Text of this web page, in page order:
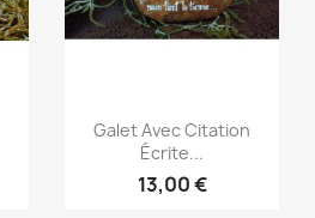
Aperçu rapide
Galet Avec Citation
Écrite...
13,00 €